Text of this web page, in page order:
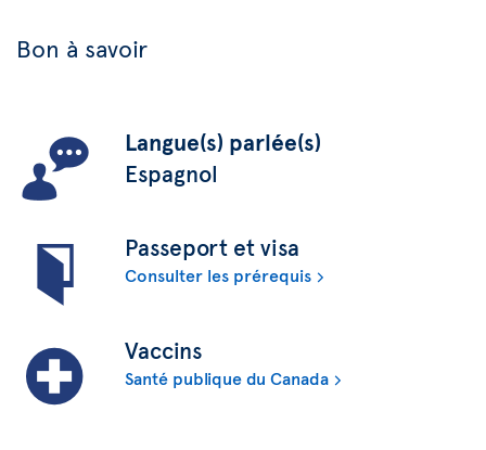
Bon à savoir
Langue(s) parlée(s)
Espagnol
Passeport et visa
Consulter les prérequis
Vaccins
Santé publique du Canada